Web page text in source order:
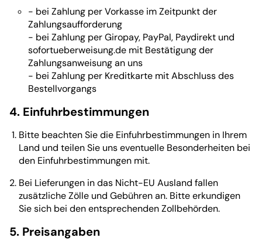
- bei Zahlung per Vorkasse im Zeitpunkt der
Zahlungsaufforderung
- bei Zahlung per Giropay, PayPal, Paydirekt und
sofortueberweisung.de mit Bestätigung der
Zahlungsanweisung an uns
- bei Zahlung per Kreditkarte mit Abschluss des
Bestellvorgangs
4. Einfuhrbestimmungen
Bitte beachten Sie die Einfuhrbestimmungen in Ihrem
Land und teilen Sie uns eventuelle Besonderheiten bei
den Einfuhrbestimmungen mit.
Bei Lieferungen in das Nicht-EU Ausland fallen
zusätzliche Zölle und Gebühren an. Bitte erkundigen
Sie sich bei den entsprechenden Zollbehörden.
5. Preisangaben